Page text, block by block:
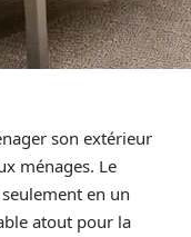
son extérieur
ménages. Le
en un
atout pour la